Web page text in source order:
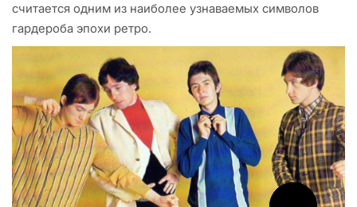
считается одним из наиболее узнаваемых символов
гардероба эпохи ретро.